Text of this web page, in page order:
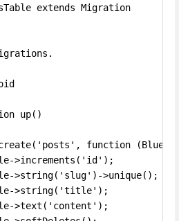
extends Migration
up()
function
>increments('id');
>string('slug')->unique();
>string('title');
>text('content');